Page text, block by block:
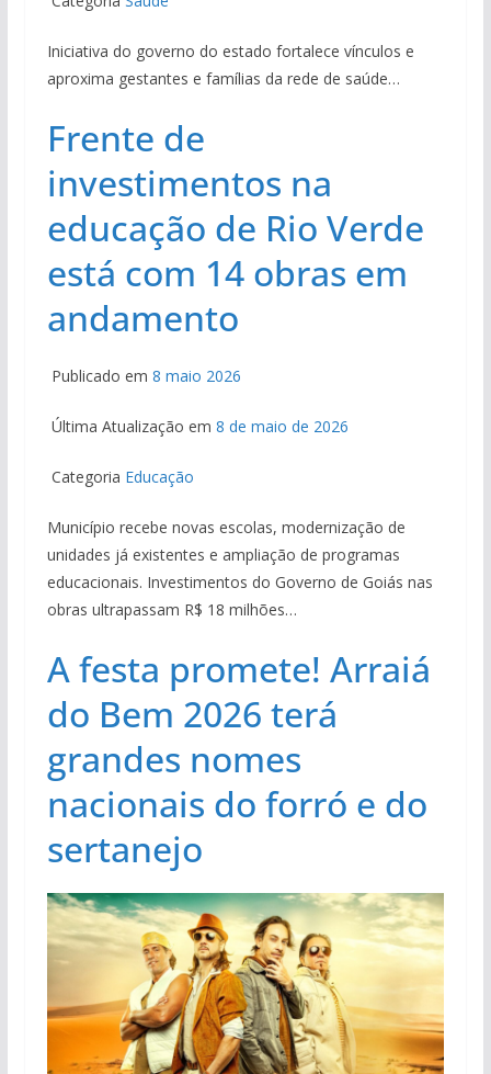
Iniciativa do governo do estado fortalece vínculos e
aproxima gestantes e famílias da rede de saúde…
Frente de
investimentos na
educação de Rio Verde
está com 14 obras em
andamento
Publicado em 8 maio 2026
Última Atualização em 8 de maio de 2026
Categoria Educação
Município recebe novas escolas, modernização de
unidades já existentes e ampliação de programas
educacionais. Investimentos do Governo de Goiás nas
obras ultrapassam R$ 18 milhões…
A festa promete! Arraiá
do Bem 2026 terá
grandes nomes
nacionais do forró e do
sertanejo